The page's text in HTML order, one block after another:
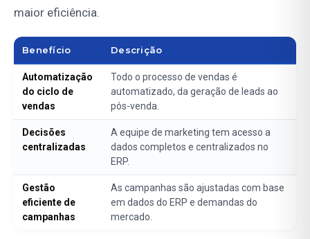
maior eficiência.
Benefício Descrição
Automatização
do ciclo de
vendas
Todo o processo de vendas é
automatizado, da geração de leads ao
pós-venda.
Decisões
centralizadas
A equipe de marketing tem acesso a
dados completos e centralizados no
ERP.
Gestão
eficiente de
campanhas
As campanhas são ajustadas com base
em dados do ERP e demandas do
mercado.